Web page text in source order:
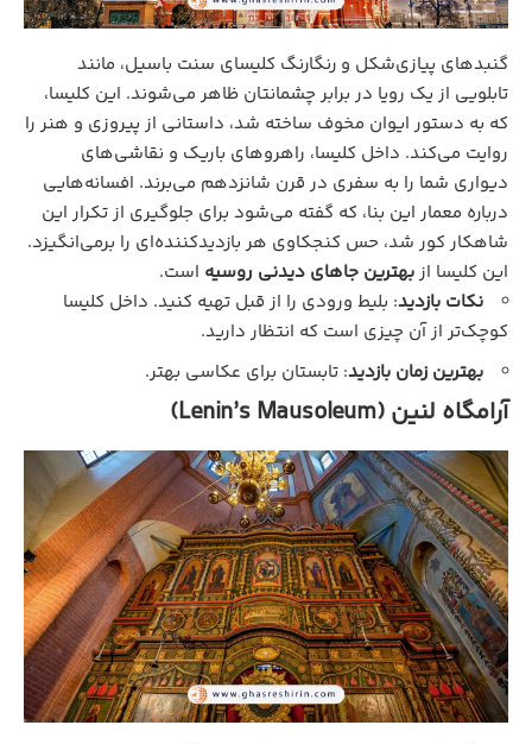
گنبدهای پیازی‌شکل و رنگارنگ کلیسای سنت باسیل، مانند
تابلویی از یک رویا در برابر چشمانتان ظاهر می‌شوند. این کلیسا،
که به دستور ایوان مخوف ساخته شد، داستانی از پیروزی و هنر را
روایت می‌کند. داخل کلیسا، راهروهای باریک و نقاشی‌های
دیواری شما را به سفری در قرن شانزدهم می‌برند. افسانه‌هایی
درباره معمار این بنا، که گفته می‌شود برای جلوگیری از تکرار این
شاهکار کور شد، حس کنجکاوی هر بازدیدکننده‌ای را برمی‌انگیزد.
این کلیسا ازبهترین جاهای دیدنی روسیه است.
نکات بازدید: بلیط ورودی را از قبل تهیه کنید. داخل کلیسا
کوچک‌تر از آن چیزی است که انتظار دارید.
بهترین زمان بازدید: تابستان برای عکاسی بهتر.
آرامگاه لنین (Lenin’s Mausoleum)